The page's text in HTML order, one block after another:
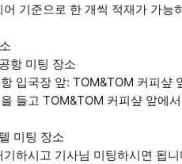
어 기준으로 한 개씩 적재가 가능
항 미팅 장소
입국장 앞: TOM&TOM 커피샾
들고 TOM&TOM 커피샾 앞에
미팅 장소
하시고 기사님 미팅하시면 됩니